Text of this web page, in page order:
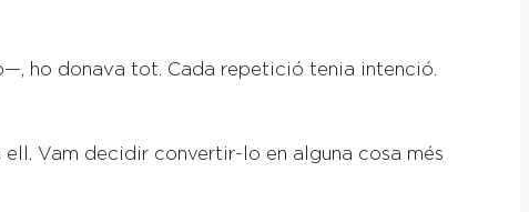
ho donava tot. Cada repetició tenia intenció.
Vam decidir convertir-lo en alguna cosa més